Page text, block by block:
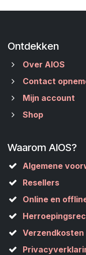
Ontdekken
Over AIOS
Contact
Mijn account
Shop
Waarom AIOS?
Algemene
Resellers
Online en
Verzendkosten